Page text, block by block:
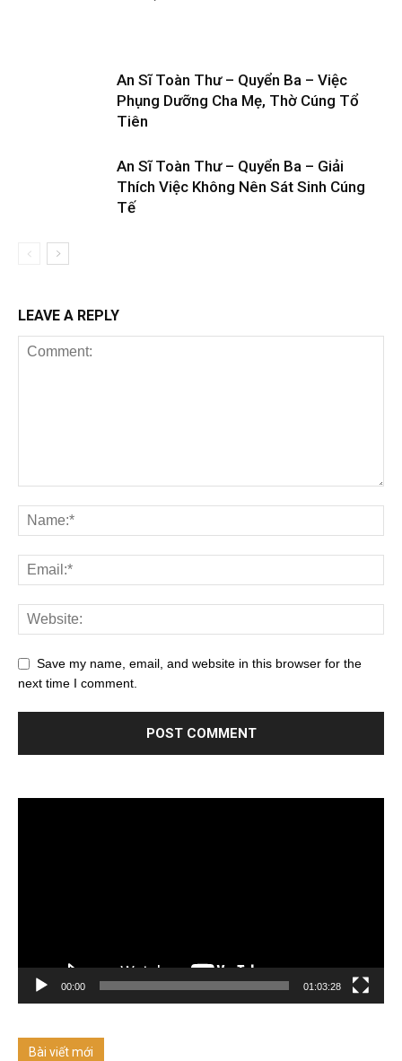
An Sĩ Toàn Thư – Quyển Ba – Việc
Phụng Dưỡng Cha Mẹ, Thờ Cúng Tổ
Tiên
An Sĩ Toàn Thư – Quyển Ba – Giải
Thích Việc Không Nên Sát Sinh Cúng
Tế
LEAVE A REPLY
Save my name, email, and website in this browser for the
next time I comment.
00:00 01:03:28
Bài viết mới